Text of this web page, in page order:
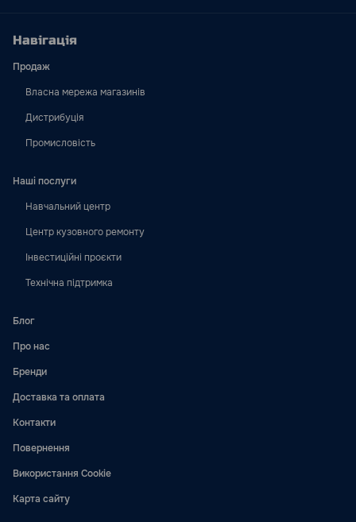
Навігація
Продаж
Власна мережа магазинів
Дистрибуція
Промисловість
Наші послуги
Навчальний центр
Центр кузовного ремонту
Інвестиційні проєкти
Технічна підтримка
Блог
Про нас
Бренди
Доставка та оплата
Контакти
Повернення
Використання Cookie
Карта сайту